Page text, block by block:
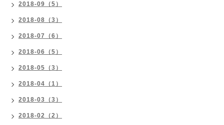
2018-09（5）
2018-08（3）
2018-07（6）
2018-06（5）
2018-05（3）
2018-04（1）
2018-03（3）
2018-02（2）